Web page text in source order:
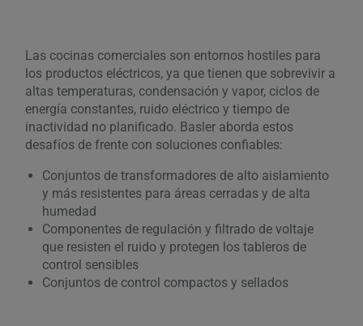
Las cocinas comerciales son entornos hostiles para
los productos eléctricos, ya que tienen que sobrevivir a
altas temperaturas, condensación y vapor, ciclos de
energía constantes, ruido eléctrico y tiempo de
inactividad no planificado. Basler aborda estos
desafíos de frente con soluciones confiables:
Conjuntos de transformadores de alto aislamiento
y más resistentes para áreas cerradas y de alta
humedad
Componentes de regulación y filtrado de voltaje
que resisten el ruido y protegen los tableros de
control sensibles
Conjuntos de control compactos y sellados